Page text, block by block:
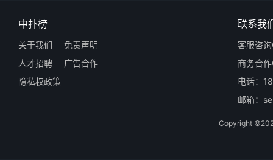
中扑榜
关于我们
免责声明
人才招聘
广告合作
隐私权政策
联系我
客服咨
商务合
电话：
邮箱：
Copyright